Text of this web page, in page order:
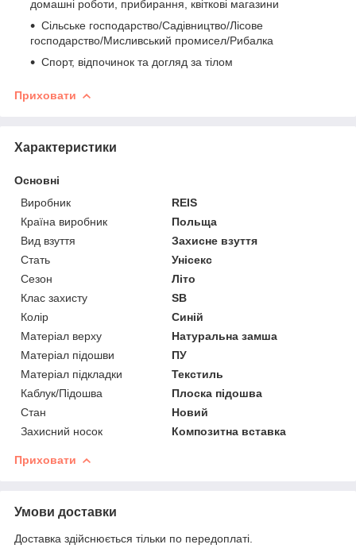
домашні роботи, прибирання, квіткові магазини
Сільське господарство/Садівництво/Лісове
господарство/Мисливський промисел/Рибалка
Спорт, відпочинок та догляд за тілом
Приховати
Характеристики
Основні
Виробник
REIS
Країна виробник
Польща
Вид взуття
Захисне взуття
Стать
Унісекс
Сезон
Літо
Клас захисту
SB
Колір
Синій
Матеріал верху
Натуральна замша
Матеріал підошви
ПУ
Матеріал підкладки
Текстиль
Каблук/Підошва
Плоска підошва
Стан
Новий
Захисний носок
Композитна вставка
Приховати
Умови доставки
Доставка здійснюється тільки по передоплаті.